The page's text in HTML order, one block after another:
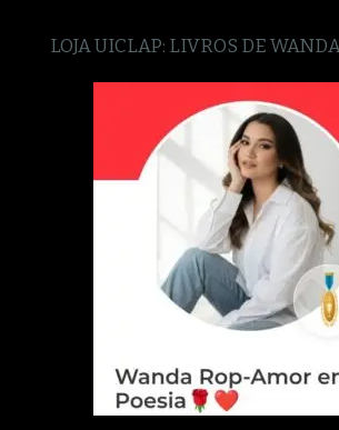
LOJA UICLAP: LIVROS DE